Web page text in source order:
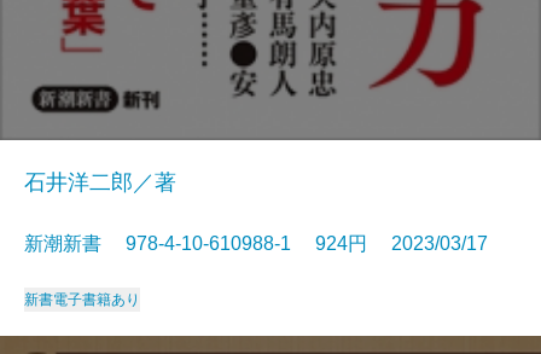
石井洋二郎／著
新潮新書 978-4-10-610988-1 924円 2023/03/17
新書電子書籍あり